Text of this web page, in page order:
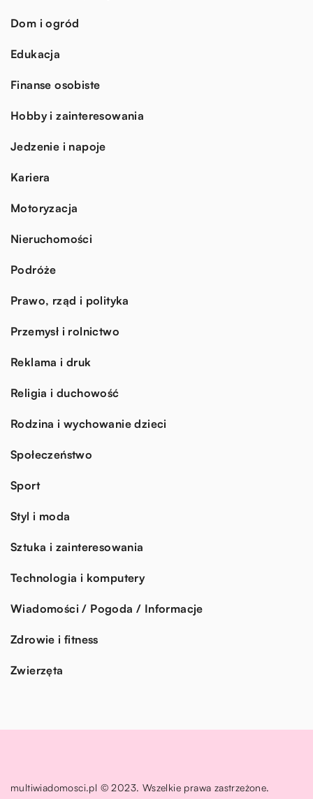
Dom i ogród
Edukacja
Finanse osobiste
Hobby i zainteresowania
Jedzenie i napoje
Kariera
Motoryzacja
Nieruchomości
Podróże
Prawo, rząd i polityka
Przemysł i rolnictwo
Reklama i druk
Religia i duchowość
Rodzina i wychowanie dzieci
Społeczeństwo
Sport
Styl i moda
Sztuka i zainteresowania
Technologia i komputery
Wiadomości / Pogoda / Informacje
Zdrowie i fitness
Zwierzęta
multiwiadomosci.pl © 2023. Wszelkie prawa zastrzeżone.